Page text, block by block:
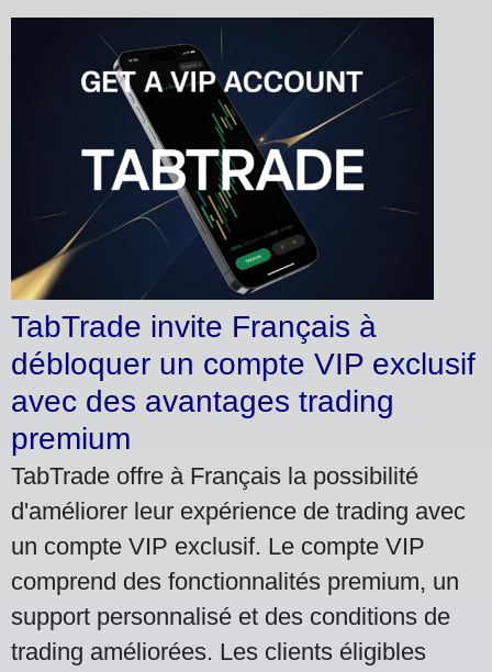
TabTrade invite Français à
débloquer un compte VIP exclusif
avec des avantages trading
premium
TabTrade offre à Français la possibilité
d'améliorer leur expérience de trading avec
un compte VIP exclusif. Le compte VIP
comprend des fonctionnalités premium, un
support personnalisé et des conditions de
trading améliorées. Les clients éligibles